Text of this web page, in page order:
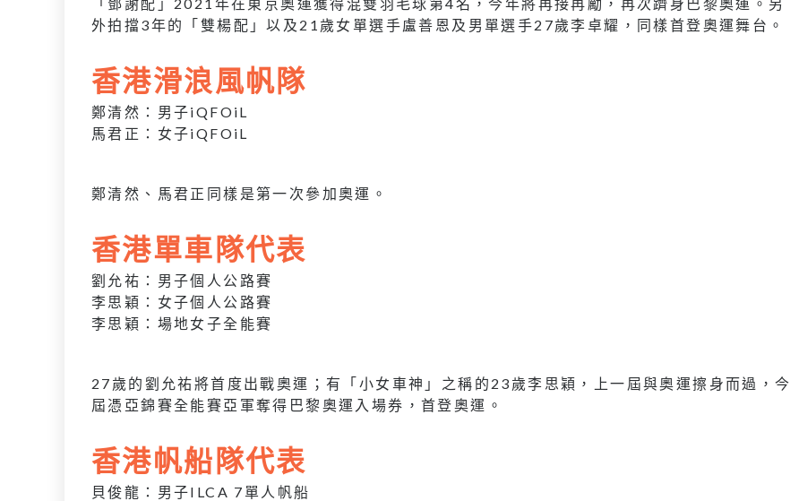
外拍擋3年的「雙楊配」以及21歲女單選手盧善恩及男單選手27歲李卓耀，同樣首登奧運舞台。
香港滑浪風帆隊
鄭清然：男子iQFOiL
馬君正：女子iQFOiL
鄭清然、馬君正同樣是第一次參加奧運。
香港單車隊代表
劉允祐：男子個人公路賽
李思穎：女子個人公路賽
李思穎：場地女子全能賽
27歲的劉允祐將首度出戰奧運；有「小女車神」之稱的23歲李思穎，上一屆與奧運擦身而過，今
屆憑亞錦賽全能賽亞軍奪得巴黎奧運入場券，首登奧運。
香港帆船隊代表
貝俊龍：男子ILCA 7單人帆船